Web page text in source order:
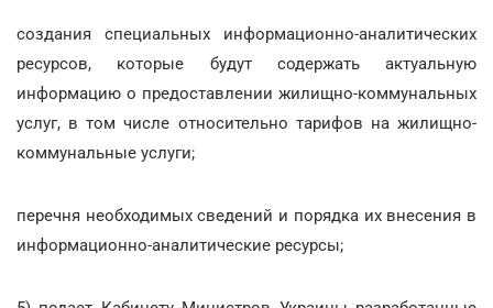
создания специальных информационно-аналитических
ресурсов, которые будут содержать актуальную
информацию о предоставлении жилищно-коммунальных
услуг, в том числе относительно тарифов на жилищно-
коммунальные услуги;
перечня необходимых сведений и порядка их внесения в
информационно-аналитические ресурсы;